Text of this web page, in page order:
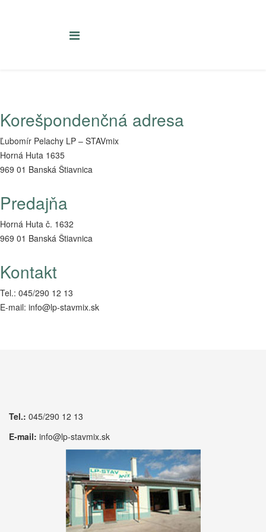
Korešpondenčná adresa
Ľubomír Pelachy LP – STAVmix
Horná Huta 1635
969 01 Banská Štiavnica
Predajňa
Horná Huta č. 1632
969 01 Banská Štiavnica
Kontakt
Tel.: 045/290 12 13
E-mail: info@lp-stavmix.sk
Tel.: 045/290 12 13
E-mail: info@lp-stavmix.sk